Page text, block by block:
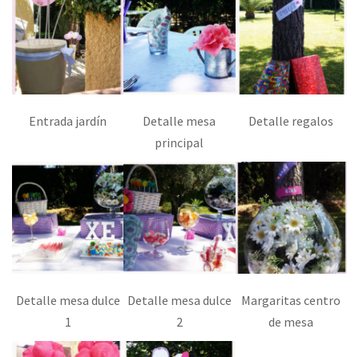
Entrada jardín
Detalle mesa
principal
Detalle regalos
Detalle mesa dulce
1
Detalle mesa dulce
2
Margaritas centro
de mesa